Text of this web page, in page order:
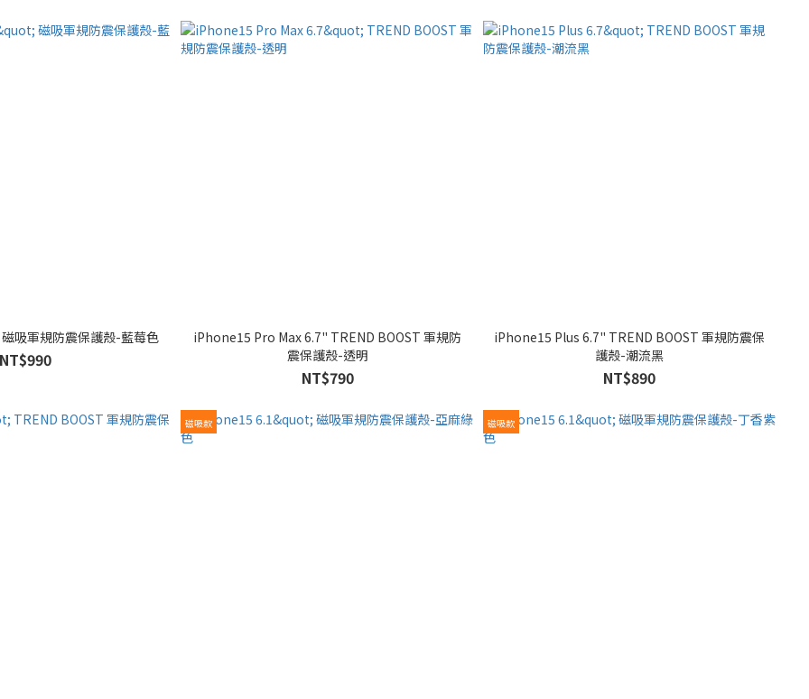
Pro 6.1" 磁吸軍規防震保護殼-藍莓色
iPhone15 Pro Max 6.7" TREND BOOST 軍規防
震保護殼-透明
NT$790
iPhone15 Plus 6.7" TREND BOOST 軍規防震保
護殼-潮流黑
NT$890
磁吸款 磁吸款